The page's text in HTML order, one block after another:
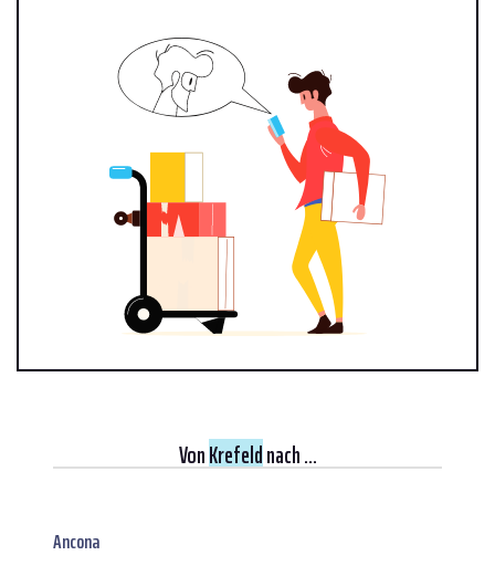
VonKrefeldnach ...
Ancona